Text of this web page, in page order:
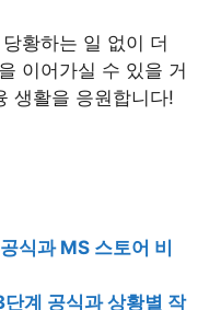
황하는 일 없이 더
이어가실 수 있을 거
생활을 응원합니다!
식과 MS 스토어 비
계 공식과 상황별 작